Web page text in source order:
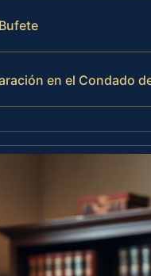
en el Condado